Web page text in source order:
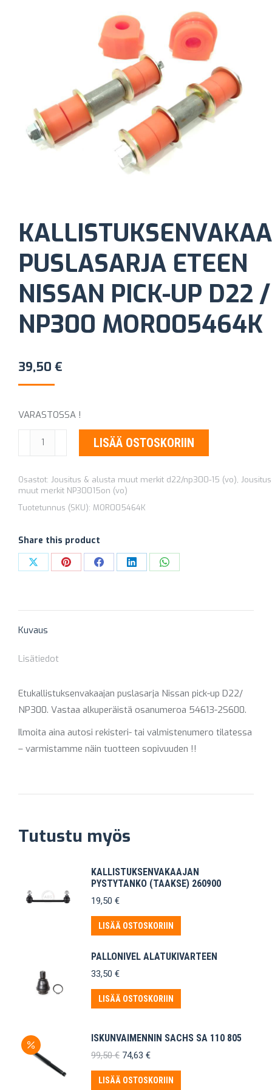
PUSLASARJA ETEEN
NISSAN PICK-UP D22 /
NP300 MOR005464K
39,50 €
VARASTOSSA !
KALLISTUKSENVAKAAJAN
PUSLASARJA
NISSAN
PICK-
D22
/
NP300
LISÄÄ OSTOSKORIIN
Osastot: Jousitus & alusta muut merkit d22/np300-15 (vo),
muut merkit NP30015on (vo)
Tuotetunnus (SKU): MOR005464K
Share this product
Share Share Share Share Share
Kuvaus
Lisätiedot
Etukallistuksenvakaajan puslasarja Nissan pick-up D22/
NP300. Vastaa alkuperäistä osanumeroa 54613-2S600.
Ilmoita aina autosi rekisteri- tai valmistenumero tilatessa
– varmistamme näin tuotteen sopivuuden !!
Tutustu myös
KALLISTUKSENVAKAAJAN
PYSTYTANKO (TAAKSE) 260900
19,50 €
LISÄÄ OSTOSKORIIN
PALLONIVEL ALATUKIVARTEEN
33,50 €
LISÄÄ OSTOSKORIIN
ISKUNVAIMENNIN SACHS SA 110 805
99,50€ Alkuperäinen
oli:
74,63 €Nykyinen
on:
LISÄÄ OSTOSKORIIN